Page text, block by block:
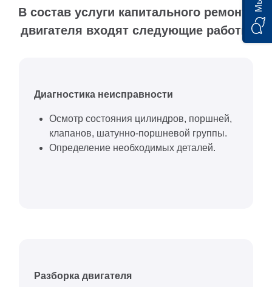
В состав услуги капитального ремонта
двигателя входят следующие работы
Диагностика неисправности
Осмотр состояния цилиндров, поршней,
клапанов, шатунно-поршневой группы.
Определение необходимых деталей.
Разборка двигателя